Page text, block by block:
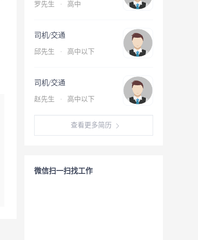
罗先生 · 高中
司机/交通
邱先生 · 高中以下
司机/交通
赵先生 · 高中以下
查看更多简历
微信扫一扫找工作